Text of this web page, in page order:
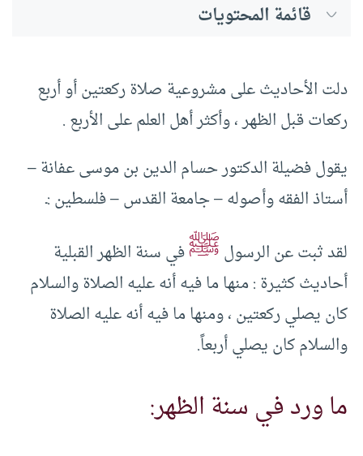
قائمة المحتويات
دلت الأحاديث على مشروعية صلاة ركعتين أو أربع
ركعات قبل الظهر ، وأكثر أهل العلم على الأربع .
يقول فضيلة الدكتور حسام الدين بن موسى عفانة –
أستاذ الفقه وأصوله – جامعة القدس – فلسطين :ـ
لقد ثبت عن الرسولﷺفي سنة الظهر القبلية
أحاديث كثيرة : منها ما فيه أنه عليه الصلاة والسلام
كان يصلي ركعتين ، ومنها ما فيه أنه عليه الصلاة
والسلام كان يصلي أربعاً.
ما ورد في سنة الظهر: